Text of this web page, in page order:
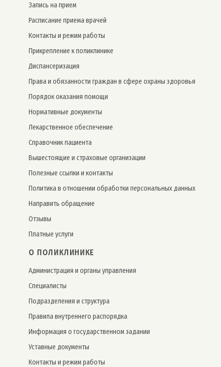
Запись на прием
Расписание приема врачей
Контакты и режим работы
Прикрепление к поликлинике
Дис­пансе­риза­ция
Права и обязанности граждан в сфере охраны здоровья
Порядок оказания помощи
Нормативные документы
Лекарственное обеспечение
Справочник пациента
Вышестоящие и страховые организации
Полезные ссылки и контакты
Политика в отношении обработки персональных данных
Направить обращение
Отзывы
Платные услуги
О ПОЛИКЛИНИКЕ
Администрация и органы управления
Специалисты
Подразделения и структура
Правила внутреннего распорядка
Информация о государственном задании
Уставные документы
Контакты и режим работы